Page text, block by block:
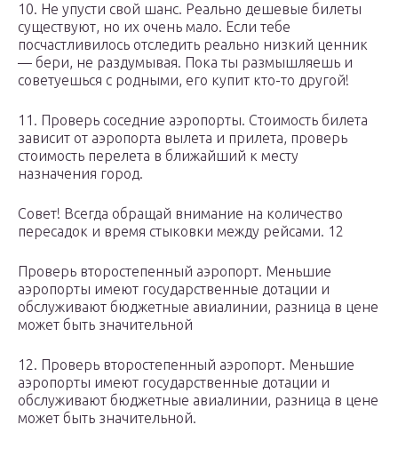
10. Не упусти свой шанс. Реально дешевые билеты
существуют, но их очень мало. Если тебе
посчастливилось отследить реально низкий ценник
— бери, не раздумывая. Пока ты размышляешь и
советуешься с родными, его купит кто-то другой!
11. Проверь соседние аэропорты. Стоимость билета
зависит от аэропорта вылета и прилета, проверь
стоимость перелета в ближайший к месту
назначения город.
Совет! Всегда обращай внимание на количество
пересадок и время стыковки между рейсами. 12
Проверь второстепенный аэропорт. Меньшие
аэропорты имеют государственные дотации и
обслуживают бюджетные авиалинии, разница в цене
может быть значительной
12. Проверь второстепенный аэропорт. Меньшие
аэропорты имеют государственные дотации и
обслуживают бюджетные авиалинии, разница в цене
может быть значительной.